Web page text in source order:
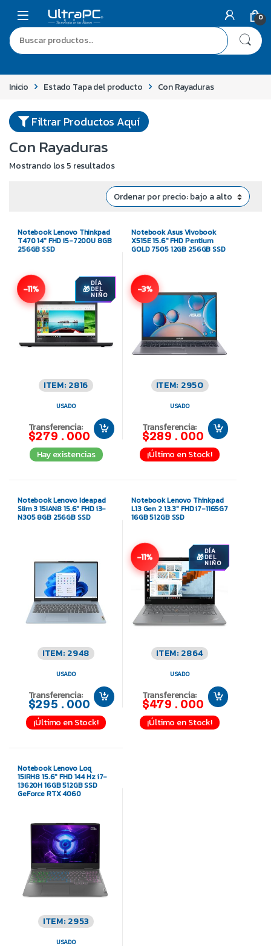
0
Inicio Estado Tapa del producto Con Rayaduras
Filtrar Productos Aquí
Con Rayaduras
Mostrando los 5 resultados
Notebook Lenovo Thinkpad
T470 14″ FHD i5-7200U 8GB
256GB SSD
-11% DÍA
DEL
NIÑO
ITEM: 2816
USADO
Transferencia:
$279.000
Hay existencias
Notebook Asus Vivobook
X515E 15.6″ FHD Pentium
GOLD 7505 12GB 256GB SSD
-3%
ITEM: 2950
USADO
Transferencia:
$289.000
¡Último en Stock!
Notebook Lenovo Ideapad
Slim 3 15IAN8 15.6″ FHD i3-
N305 8GB 256GB SSD
ITEM: 2948
USADO
Transferencia:
$295.000
¡Último en Stock!
Notebook Lenovo Thinkpad
L13 Gen 2 13.3″ FHD i7-1165G7
16GB 512GB SSD
-11% DÍA
DEL
NIÑO
ITEM: 2864
USADO
Transferencia:
$479.000
¡Último en Stock!
Notebook Lenovo Loq
15IRH8 15.6″ FHD 144 Hz i7-
13620H 16GB 512GB SSD
GeForce RTX 4060
ITEM: 2953
USADO